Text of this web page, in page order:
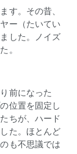
す。その昔、
ー（たいてい
した。ノイズ
。
前になった
位置を固定し
ちが、ハード
た。ほとんど
も不思議では